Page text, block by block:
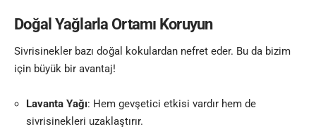
Doğal Yağlarla Ortamı Koruyun
Sivrisinekler bazı doğal kokulardan nefret eder. Bu da bizim
için büyük bir avantaj!
Lavanta Yağı: Hem gevşetici etkisi vardır hem de
sivrisinekleri uzaklaştırır.